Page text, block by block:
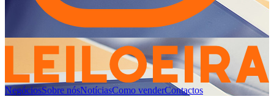
NegóciosSobre nósNotíciasComo venderContactos